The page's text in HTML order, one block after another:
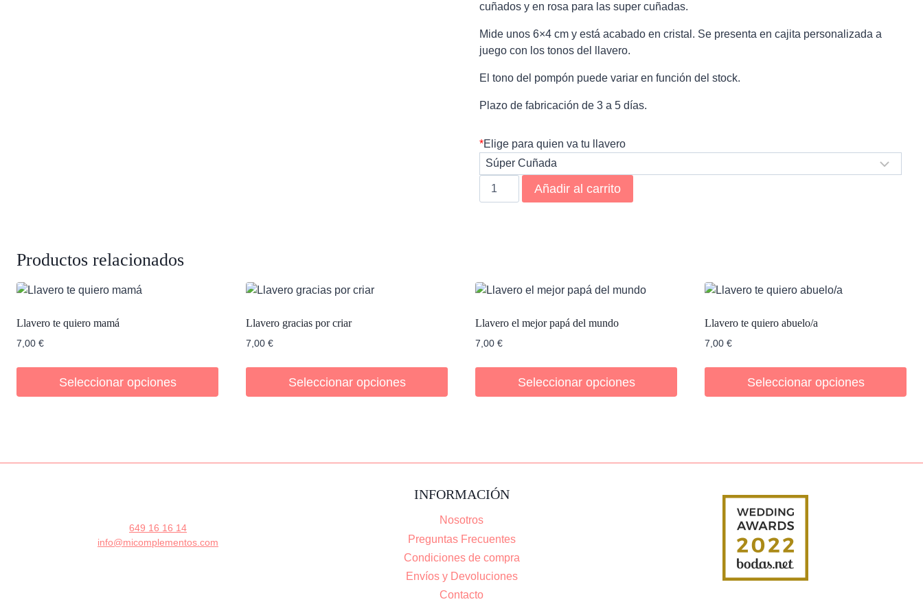
cuñados y en rosa para las super cuñadas.
Mide unos 6×4 cm y está acabado en cristal. Se presenta en cajita personalizada a
juego con los tonos del llavero.
El tono del pompón puede variar en función del stock.
Plazo de fabricación de 3 a 5 días.
*Elige para quien va tu llavero
Llavero
supercuñad@s
Añadir al carrito
Productos relacionados
Llavero te quiero mamá
7,00 €
Seleccionar opciones
Llavero gracias por criar
7,00 €
Seleccionar opciones
Llavero el mejor papá del mundo
7,00 €
Seleccionar opciones
Llavero te quiero abuelo/a
7,00 €
Seleccionar opciones
649 16 16 14
info@micomplementos.com
INFORMACIÓN
Nosotros
Preguntas Frecuentes
Condiciones de compra
Envíos y Devoluciones
Contacto